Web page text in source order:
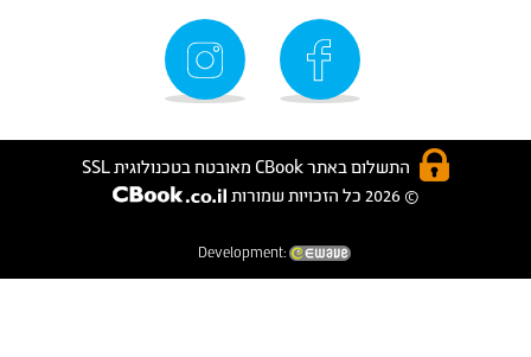
התשלום באתר CBook מאובטח בטכנולוגית SSL
© 2026 כל הזכויות שמורות
Development: